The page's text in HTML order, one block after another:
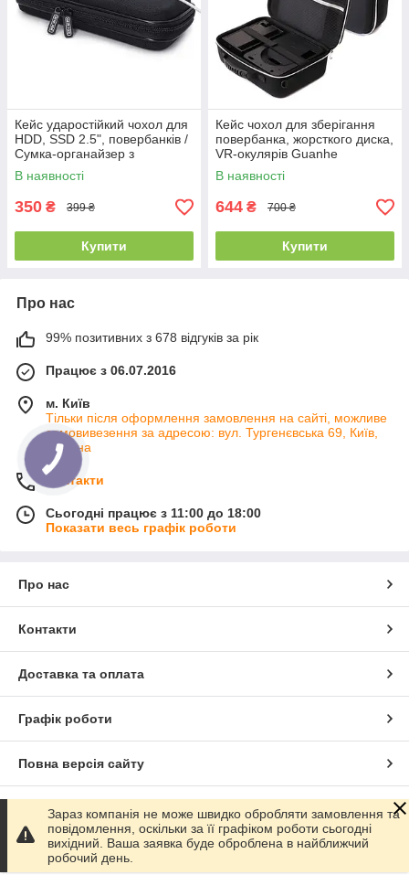
Кейс ударостійкий чохол для
HDD, SSD 2.5", повербанків /
Сумка-органайзер з
карабіном чорна Guanhe
26*11*5 см
В наявності
350 ₴ 399 ₴
Купити
Кейс чохол для зберігання
повербанка, жорсткого диска,
VR-окулярів Guanhe
28.5*20.5*10.5см. / Сумка для
електроніки
В наявності
644 ₴ 700 ₴
Купити
Про нас
99% позитивних з 678 відгуків за рік
Працює з 06.07.2016
м. Київ
Тільки після оформлення замовлення на сайті, можливе
самовивезення за адресою: вул. Тургенєвська 69, Київ,
Україна
Контакти
Сьогодні працює з 11:00 до 18:00
Показати весь графік роботи
Про нас
Контакти
Доставка та оплата
Графік роботи
Повна версія сайту
Сайт створено на маркетплейсі Prom.ua
Політика конфіденційності
Зараз компанія не може швидко обробляти замовлення та
повідомлення, оскільки за її графіком роботи сьогодні
вихідний. Ваша заявка буде оброблена в найближчий
робочий день.